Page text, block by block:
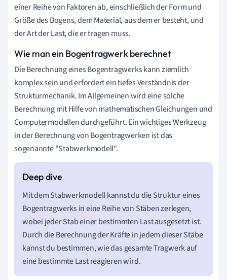
einer Reihe von Faktoren ab, einschließlich der Form und
Größe des Bogens, dem Material, aus dem er besteht, und
der Art der Last, die er tragen muss.
Wie man ein Bogentragwerk berechnet
Die Berechnung eines Bogentragwerks kann ziemlich
komplex sein und erfordert ein tiefes Verständnis der
Strukturmechanik. Im Allgemeinen wird eine solche
Berechnung mit Hilfe von mathematischen Gleichungen und
Computermodellen durchgeführt. Ein wichtiges Werkzeug
in der Berechnung von Bogentragwerken ist das
sogenannte "Stabwerkmodell".
Mit dem Stabwerkmodell kannst du die Struktur eines
Bogentragwerks in eine Reihe von Stäben zerlegen,
wobei jeder Stab einer bestimmten Last ausgesetzt ist.
Durch die Berechnung der Kräfte in jedem dieser Stäbe
kannst du bestimmen, wie das gesamte Tragwerk auf
eine bestimmte Last reagieren wird.